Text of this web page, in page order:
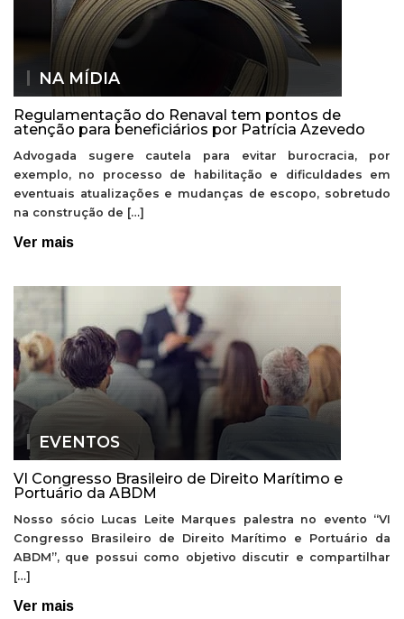
NA MÍDIA
Regulamentação do Renaval tem pontos de
atenção para beneficiários por Patrícia Azevedo
Advogada sugere cautela para evitar burocracia, por
exemplo, no processo de habilitação e dificuldades em
eventuais atualizações e mudanças de escopo, sobretudo
na construção de […]
Ver mais
EVENTOS
VI Congresso Brasileiro de Direito Marítimo e
Portuário da ABDM
Nosso sócio Lucas Leite Marques palestra no evento “VI
Congresso Brasileiro de Direito Marítimo e Portuário da
ABDM”, que possui como objetivo discutir e compartilhar
[…]
Ver mais